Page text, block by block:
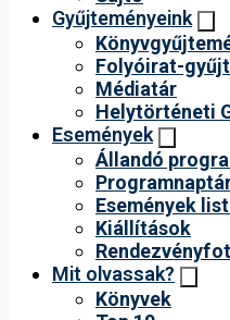
Gyűjteményeink
Folyóirat-
Médiatár
Helytörténeti
Események
Állandó
Események
Kiállítások
Mit olvassak?
Könyvek